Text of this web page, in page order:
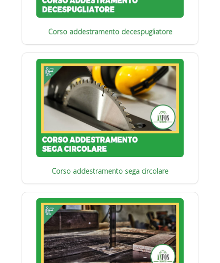
Corso addestramento decespugliatore
Corso addestramento sega circolare